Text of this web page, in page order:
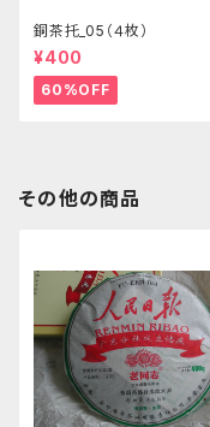
銅茶托_05（４枚）
¥400
60%OFF
その他の商品